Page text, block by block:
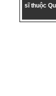
sĩ thuộc